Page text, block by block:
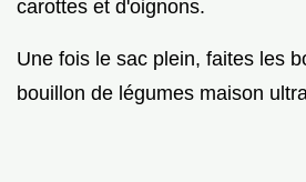
carottes et d'oignons.
Une fois le sac plein, faites les
bouillon de légumes maison